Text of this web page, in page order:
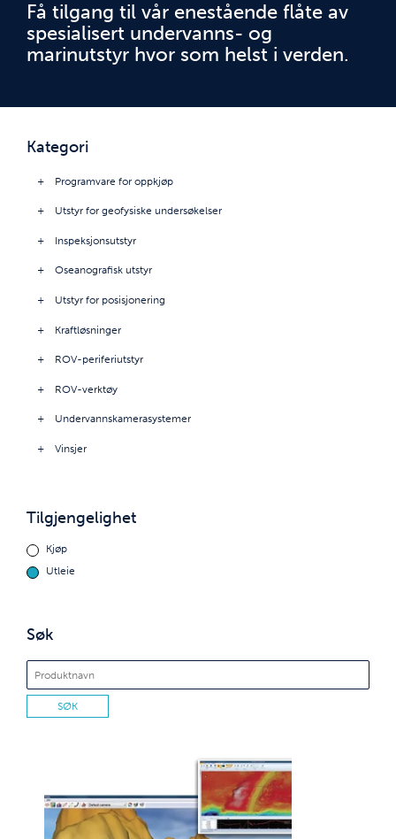
Få tilgang til vår enestående flåte av
spesialisert undervanns- og
marinutstyr hvor som helst i verden.
Kategori
Programvare for oppkjøp
Utstyr for geofysiske undersøkelser
Inspeksjonsutstyr
Oseanografisk utstyr
Utstyr for posisjonering
Kraftløsninger
ROV-periferiutstyr
ROV-verktøy
Undervannskamerasystemer
Vinsjer
Tilgjengelighet
Kjøp
Utleie
Søk